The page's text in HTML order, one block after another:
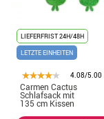
LIEFERFRIST 24H/48H
LETZTE EINHEITEN
4.08/5.00
Carmen Cactus
Schlafsack mit
135 cm Kissen